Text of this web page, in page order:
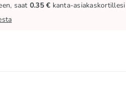
saat 0.35 € kanta-asiakaskortillesi